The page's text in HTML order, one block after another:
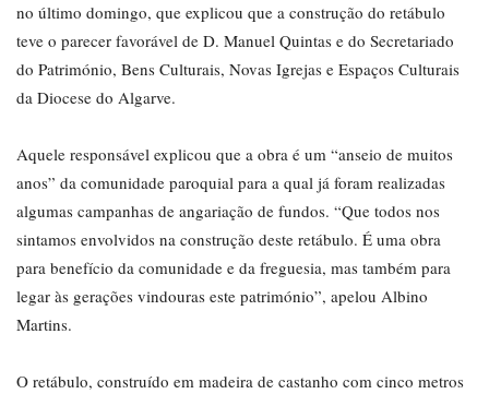
no último domingo, que explicou que a construção do retábulo
teve o parecer favorável de D. Manuel Quintas e do Secretariado
do Património, Bens Culturais, Novas Igrejas e Espaços Culturais
da Diocese do Algarve.
Aquele responsável explicou que a obra é um “anseio de muitos
anos” da comunidade paroquial para a qual já foram realizadas
algumas campanhas de angariação de fundos. “Que todos nos
sintamos envolvidos na construção deste retábulo. É uma obra
para benefício da comunidade e da freguesia, mas também para
legar às gerações vindouras este património”, apelou Albino
Martins.
O retábulo, construído em madeira de castanho com cinco metros